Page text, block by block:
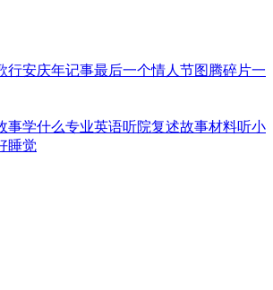
行安庆年记事最后一个情人节图腾碎片一
事学什么专业英语听院复述故事材料听小
睡觉